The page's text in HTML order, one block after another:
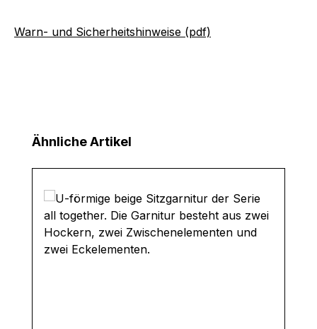
Warn- und Sicherheitshinweise (pdf)
Produktgalerie überspringen
Ähnliche Artikel